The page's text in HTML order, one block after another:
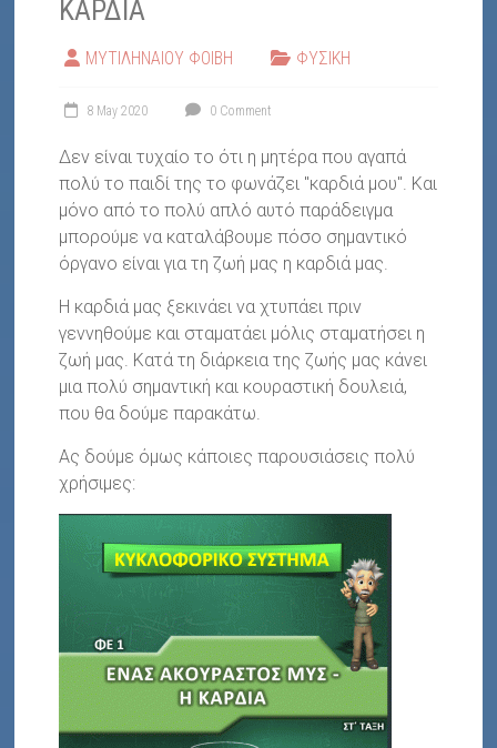
ΚΑΡΔΙΑ
ΜΥΤΙΛΗΝΑΙΟΥ ΦΟΙΒΗ ΦΥΣΙΚΗ
8 May 2020 0 Comment
Δεν είναι τυχαίο το ότι η μητέρα που αγαπά
πολύ το παιδί της το φωνάζει "καρδιά μου". Και
μόνο από το πολύ απλό αυτό παράδειγμα
μπορούμε να καταλάβουμε πόσο σημαντικό
όργανο είναι για τη ζωή μας η καρδιά μας.
Η καρδιά μας ξεκινάει να χτυπάει πριν
γεννηθούμε και σταματάει μόλις σταματήσει η
ζωή μας. Κατά τη διάρκεια της ζωής μας κάνει
μια πολύ σημαντική και κουραστική δουλειά,
που θα δούμε παρακάτω.
Ας δούμε όμως κάποιες παρουσιάσεις πολύ
χρήσιμες: